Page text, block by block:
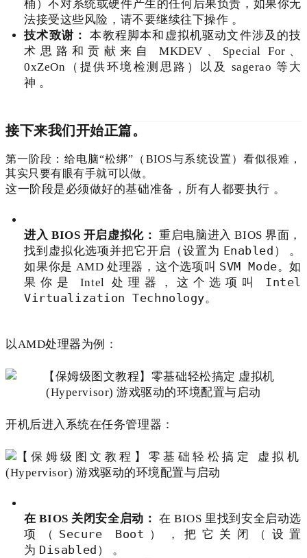
桶）不对系统或硬件产生的任何后果负责，如果你无
法接受这些风险，请不要继续往下操作 。
技术致谢：
本教程脚本和虚拟机驱动文件涉及的技
术思路和贡献来自 MKDEV、Special For、
0xZeOn（提供环境检测思路）以及 sagerao 等大
神 。
接下来我们开始正篇。
第一阶段：给电脑“松绑”（BIOS与系统设置）看似很难，
其实只要有眼有手就可以做。
这一阶段是必须做好的基础准备，所有人都要执行 。
进入 BIOS 开启虚拟化： 重启电脑进入 BIOS 界面，
找到虚拟化选项并把它开启（设置为 Enabled ） 。
如果你是 AMD 处理器，这个选项叫 SVM Mode。如
果你是 Intel 处理器，这个选项叫 Intel
Virtualization Technology。
以AMD处理器为例：
开机后进入系统在任务管理器：
在 BIOS 关闭安全启动： 在 BIOS 里找到安全启动选
项（ Secure Boot ），把它关闭（设置
为 Disabled ） 。